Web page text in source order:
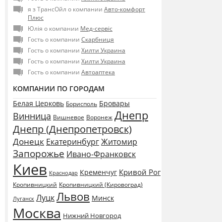
я з ТрансОйл о компании Авто-комфорт
Плюс
Юлія о компании Мед-сервіс
Гость о компании Скарбниця
Гость о компании Хилти Украина
Гость о компании Хилти Украина
Гость о компании Автоаптека
КОМПАНИИ ПО ГОРОДАМ
Белая Церковь Борисполь Бровары
Винница Вишневое Воронеж Днепр
Днепр (Днепропетровск)
Донецк ЕкатеринбургЖитомир
Запорожье Ивано-Франковск
Киев Краснодар Кременчуг Кривой Рог
Кропивницкий Кропивницкий (Кировоград)
Луганск ЛуцкЛьвов Минск
Москва Нижний Новгород